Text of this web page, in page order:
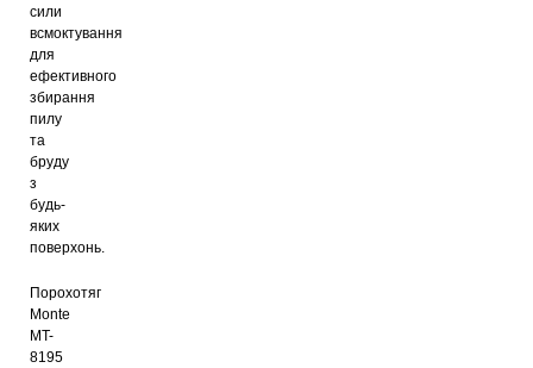
сили
всмоктування
для
ефективного
збирання
пилу
та
бруду
з
будь-
яких
поверхонь.
Порохотяг
Monte
MT-
8195